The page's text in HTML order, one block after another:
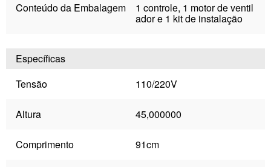
Conteúdo da Embalagem 1 controle, 1 motor de ventil
ador e 1 kit de instalação
Específicas
Tensão
110/220V
Altura 45,000000
Comprimento 91cm